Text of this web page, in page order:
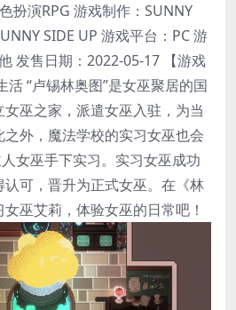
扮演RPG 游戏制作：SUNNY
SIDE UP 游戏平台：PC 游
发售日期：2022-05-17 【游戏
“卢锡林奥图”是女巫聚居的国
巫之家，派遣女巫入驻，为当
外，魔法学校的实习女巫也会
女巫手下实习。实习女巫成功
可，晋升为正式女巫。在《林
巫艾莉，体验女巫的日常吧！